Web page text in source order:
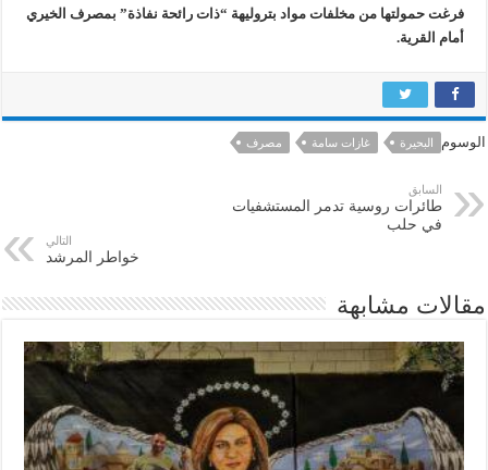
فرغت حمولتها من مخلفات مواد بتروليهة “ذات رائحة نفاذة” بمصرف الخيري
أمام القرية.
الوسوم البحيرة غازات سامة مصرف
السابق
طائرات روسية تدمر المستشفيات
في حلب
التالي
خواطر المرشد
مقالات مشابهة